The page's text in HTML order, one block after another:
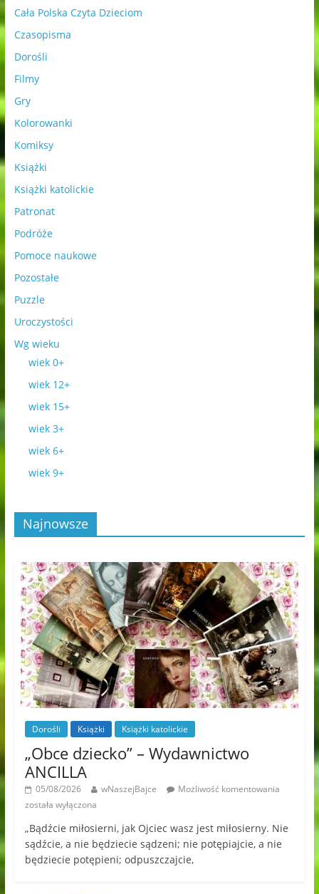
Cała Polska Czyta Dzieciom
Czasopisma
Dorośli
Filmy
Gry
Kolorowanki
Komiksy
Książki
Książki katolickie
Patronat
Podróże
Pomoce naukowe
Pozostałe
Puzzle
Uroczystości
Wg wieku
wiek 0+
wiek 12+
wiek 15+
wiek 3+
wiek 6+
wiek 9+
Najnowsze
Dorośli Książki Książki katolickie
„Obce dziecko” – Wydawnictwo
ANCILLA
05/08/2026 wNaszejBajce
Możliwość komentowania
została wyłączona
„Bądźcie miłosierni, jak Ojciec wasz jest miłosierny. Nie
sądźcie, a nie będziecie sądzeni; nie potępiajcie, a nie
będziecie potępieni; odpuszczajcie,